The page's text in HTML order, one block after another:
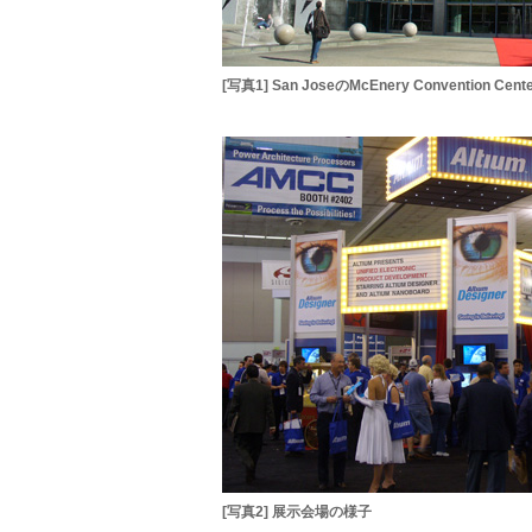
[写真1] San JoseのMcEnery Convention
[写真2] 展示会場の様子